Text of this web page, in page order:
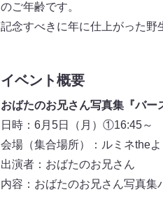
のご年齢です。
記念すべきに年に仕上がった野
イベント概要
おばたのお兄さん写真集『バー
日時：6月5日（月）①16:45
会場（集合場所）：ルミネthe
出演者：おばたのお兄さん
内容：おばたのお兄さん写真